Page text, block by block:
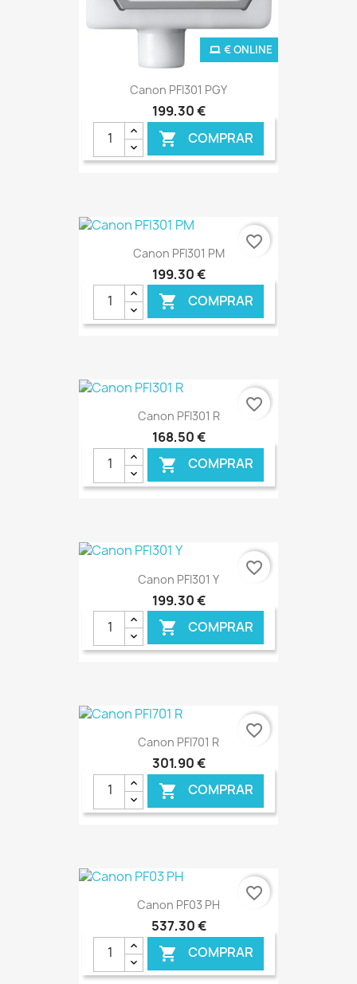
Canon PFI301 PGY
199,30 €
 COMPRAR
€ ONLINE
Canon PFI301 PM
199,30 €
 COMPRAR
€ ONLINE
favorite_border
Canon PFI301 R
168,50 €
 COMPRAR
€ ONLINE
favorite_border
Canon PFI301 Y
199,30 €
 COMPRAR
€ ONLINE
favorite_border
Canon PFI701 R
301,90 €
 COMPRAR
€ ONLINE
favorite_border
Canon PF03 PH
537,30 €
 COMPRAR
favorite_border